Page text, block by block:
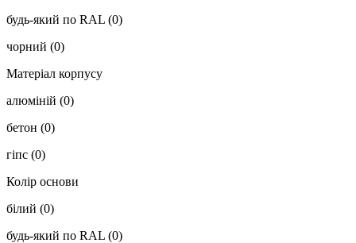
будь-який по RAL (0)
чорний (0)
Матеріал корпусу
алюміній (0)
бетон (0)
гіпс (0)
Колір основи
білий (0)
будь-який по RAL (0)